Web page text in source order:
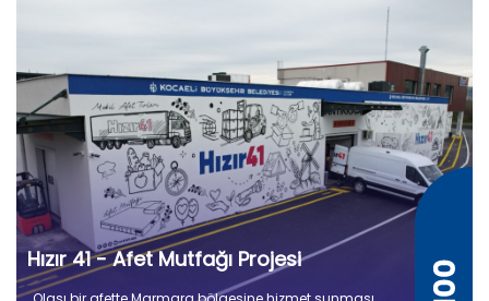
Hızır 41 - Afet Mutfağı Projesi